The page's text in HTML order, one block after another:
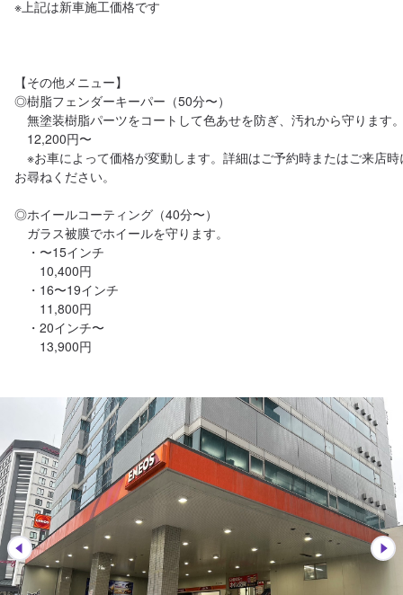
※上記は新車施工価格です
【その他メニュー】
◎樹脂フェンダーキーパー（50分〜）
無塗装樹脂パーツをコートして色あせを防ぎ、汚れから守ります
12,200円〜
※お車によって価格が変動します。詳細はご予約時またはご来店時
お尋ねください。
◎ホイールコーティング（40分〜）
ガラス被膜でホイールを守ります。
・〜15インチ
10,400円
・16〜19インチ
11,800円
・20インチ〜